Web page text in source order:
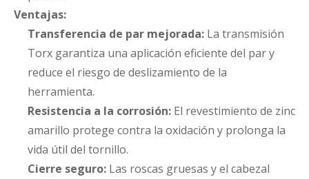
Ventajas:
Transferencia de par mejorada: La transmisión
Torx garantiza una aplicación eficiente del par y
reduce el riesgo de deslizamiento de la
herramienta.
Resistencia a la corrosión: El revestimiento de zinc
amarillo protege contra la oxidación y prolonga la
vida útil del tornillo.
Cierre seguro: Las roscas gruesas y el cabezal